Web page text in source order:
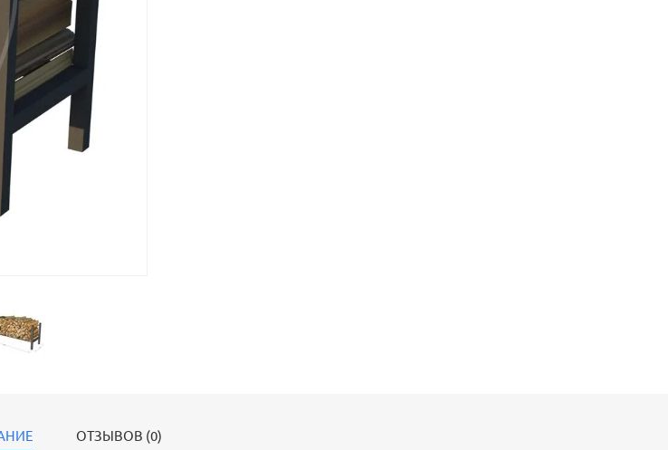
ОТЗЫВОВ (0)